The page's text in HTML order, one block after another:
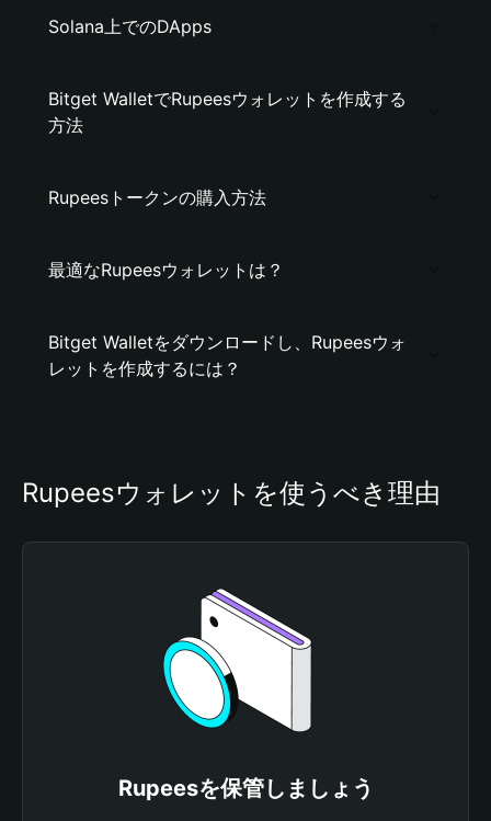
Solana上でのDApps
Bitget WalletでRupeesウォレットを作成する
方法
Rupeesトークンの購入方法
最適なRupeesウォレットは？
Bitget Walletをダウンロードし、Rupeesウォ
レットを作成するには？
Rupeesウォレットを使うべき理由
Rupeesを保管しましょう